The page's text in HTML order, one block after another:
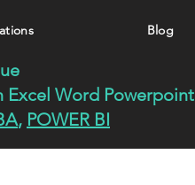
Blog
Excel Word Powerpoint
, POWER BI